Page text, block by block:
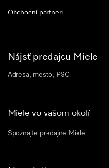
Nájsť predajcu Miele
Miele vo vašom okolí
Spoznajte predajne Miele
Obchodní partneri